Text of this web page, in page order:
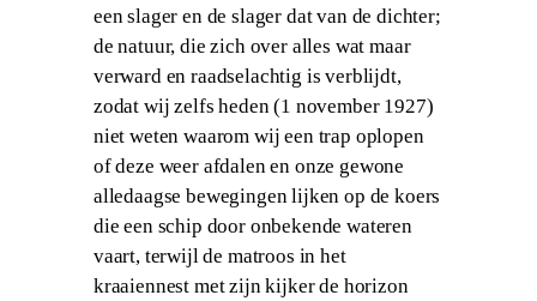
een slager en de slager dat van de dichter;
de natuur, die zich over alles wat maar
verward en raadselachtig is verblijdt,
zodat wij zelfs heden (1 november 1927)
niet weten waarom wij een trap oplopen
of deze weer afdalen en onze gewone
alledaagse bewegingen lijken op de koers
die een schip door onbekende wateren
vaart, terwijl de matroos in het
kraaiennest met zijn kijker de horizon